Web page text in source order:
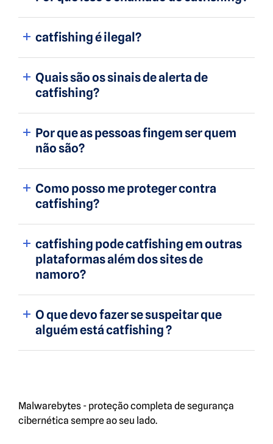
catfishing é ilegal?
Quais são os sinais de alerta de
catfishing?
Por que as pessoas fingem ser quem
não são?
Como posso me proteger contra
catfishing?
catfishing pode catfishing em outras
plataformas além dos sites de
namoro?
O que devo fazer se suspeitar que
alguém está catfishing ?
Malwarebytes - proteção completa de segurança
cibernética sempre ao seu lado.